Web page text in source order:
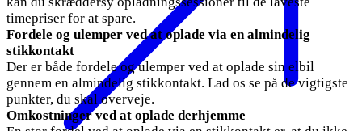
timepriser for at spare.
Fordele og ulemper ved at oplade via en almindelig
stikkontakt
Der er både fordele og ulemper ved at oplade sin elbil
gennem en almindelig stikkontakt. Lad os se på de vigtigste
punkter, du skal overveje.
Omkostninger ved at oplade derhjemme